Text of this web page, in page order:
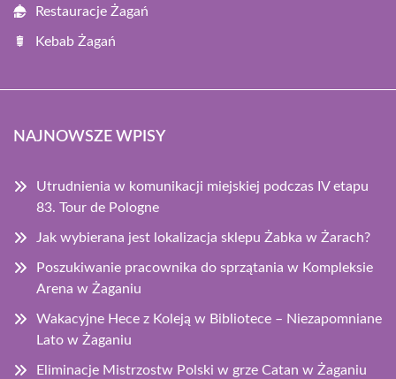
Restauracje Żagań
Kebab Żagań
NAJNOWSZE WPISY
Utrudnienia w komunikacji miejskiej podczas IV etapu
83. Tour de Pologne
Jak wybierana jest lokalizacja sklepu Żabka w Żarach?
Poszukiwanie pracownika do sprzątania w Kompleksie
Arena w Żaganiu
Wakacyjne Hece z Koleją w Bibliotece – Niezapomniane
Lato w Żaganiu
Eliminacje Mistrzostw Polski w grze Catan w Żaganiu